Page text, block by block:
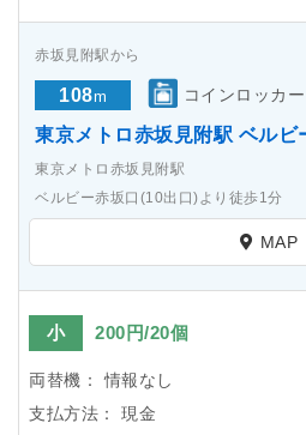
赤坂見附駅から
108m コインロッカー
東京メトロ赤坂見附駅 ベルビ
東京メトロ赤坂見附駅
ベルビー赤坂口(10出口)より徒歩1分
MAP
小 200円/20個
両替機：
情報なし
支払方法：
現金